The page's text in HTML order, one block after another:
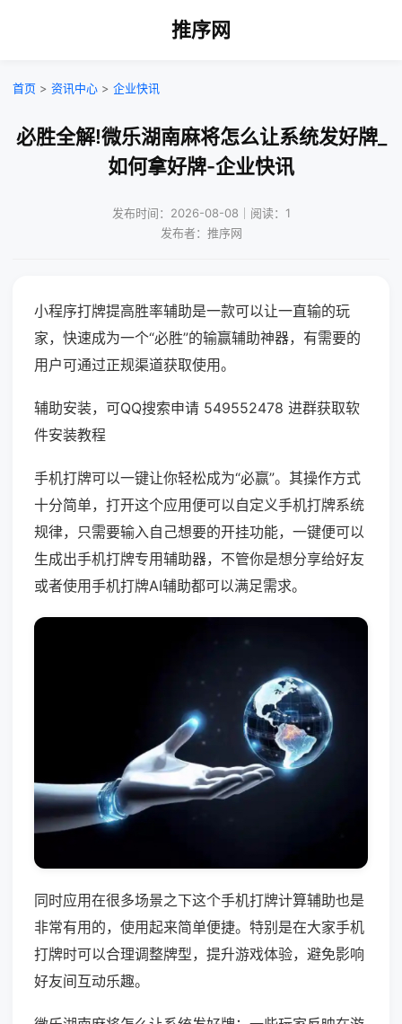
推序网
首页 > 资讯中心 > 企业快讯
必胜全解!微乐湖南麻将怎么让系统发好牌_
如何拿好牌-企业快讯
发布时间：2026-08-08｜阅读：1
发布者：推序网
小程序打牌提高胜率辅助是一款可以让一直输的玩
家，快速成为一个“必胜”的输赢辅助神器，有需要的
用户可通过正规渠道获取使用。
辅助安装，可QQ搜索申请 549552478 进群获取软
件安装教程
手机打牌可以一键让你轻松成为“必赢”。其操作方式
十分简单，打开这个应用便可以自定义手机打牌系统
规律，只需要输入自己想要的开挂功能，一键便可以
生成出手机打牌专用辅助器，不管你是想分享给好友
或者使用手机打牌AI辅助都可以满足需求。
同时应用在很多场景之下这个手机打牌计算辅助也是
非常有用的，使用起来简单便捷。特别是在大家手机
打牌时可以合理调整牌型，提升游戏体验，避免影响
好友间互动乐趣。